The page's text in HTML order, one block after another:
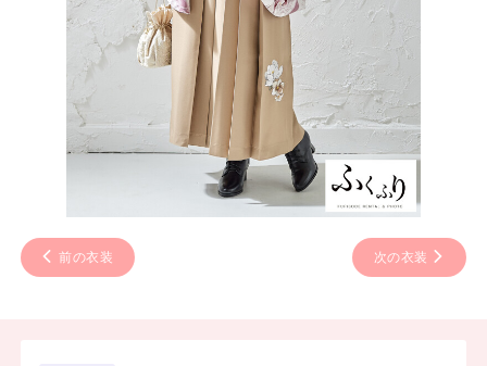
前の衣装 次の衣装